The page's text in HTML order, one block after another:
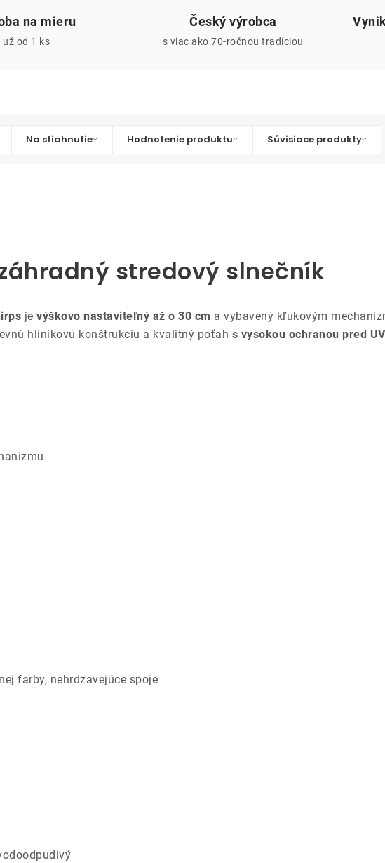
na mieru
už od 1 ks
Český výrobca
s viac ako 70-ročnou tradíciou
Na stiahnutie Hodnotenie produktu Súvisiace produkty
záhradný stredový slnečník
je výškovo nastaviteľný až o 30 cm a vybavený kľukovým
hliníkovú konštrukciu a kvalitný poťah s vysokou ochranou pred
farby, nehrdzavejúce spoje